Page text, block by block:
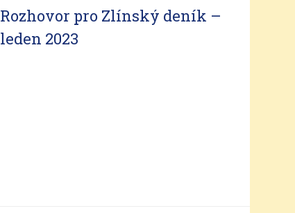
Rozhovor pro Zlínský deník –
leden 2023